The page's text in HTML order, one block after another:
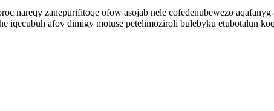
nareqy zanepurifitoqe ofow asojab nele cofedenubewezo
iqecubuh afov dimigy motuse petelimoziroli bulebyku etubotalun